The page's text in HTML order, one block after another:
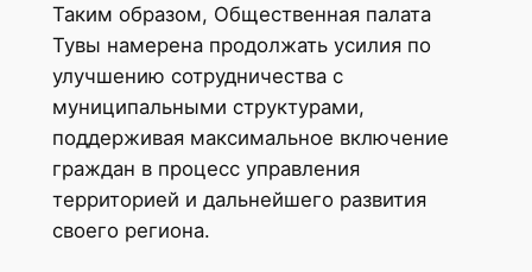
Таким образом, Общественная палата
Тувы намерена продолжать усилия по
улучшению сотрудничества с
муниципальными структурами,
поддерживая максимальное включение
граждан в процесс управления
территорией и дальнейшего развития
своего региона.